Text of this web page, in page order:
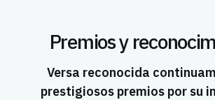
Premios y
Versa reconocida
prestigiosos premios por su